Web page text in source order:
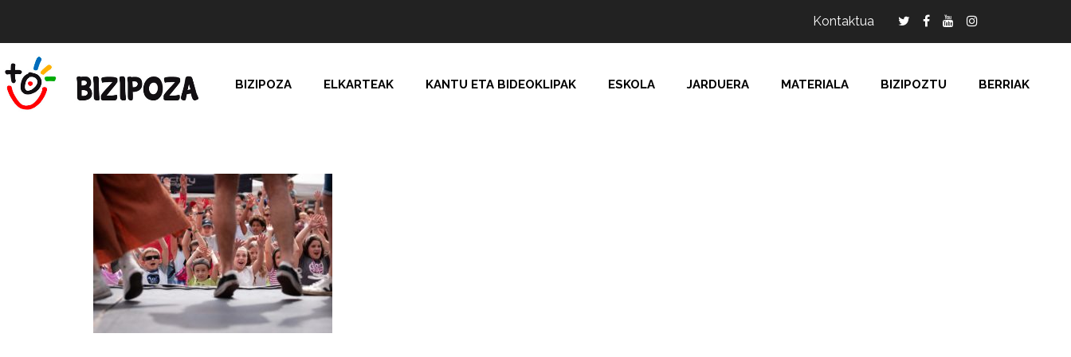
Kontaktua
BIZIPOZA ELKARTEAK KANTU ETA BIDEOKLIPAK ESKOLA JARDUERA MATERIALA BIZIPOZTU BERRIAK